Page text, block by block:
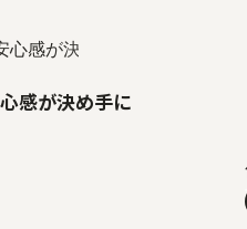
感が決め手に